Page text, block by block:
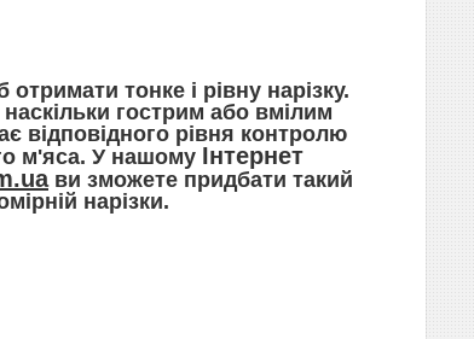
отримати тонке і рівну нарізку.
гострим або вмілим
відповідного рівня контролю
м'яса. У нашому Інтернет
ви зможете придбати такий
нарізки.